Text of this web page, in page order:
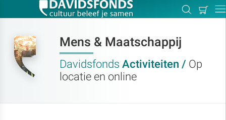
Zoeken
Mijn
Mens & Maatschappij
Davidsfonds Activiteiten / Op
locatie en online